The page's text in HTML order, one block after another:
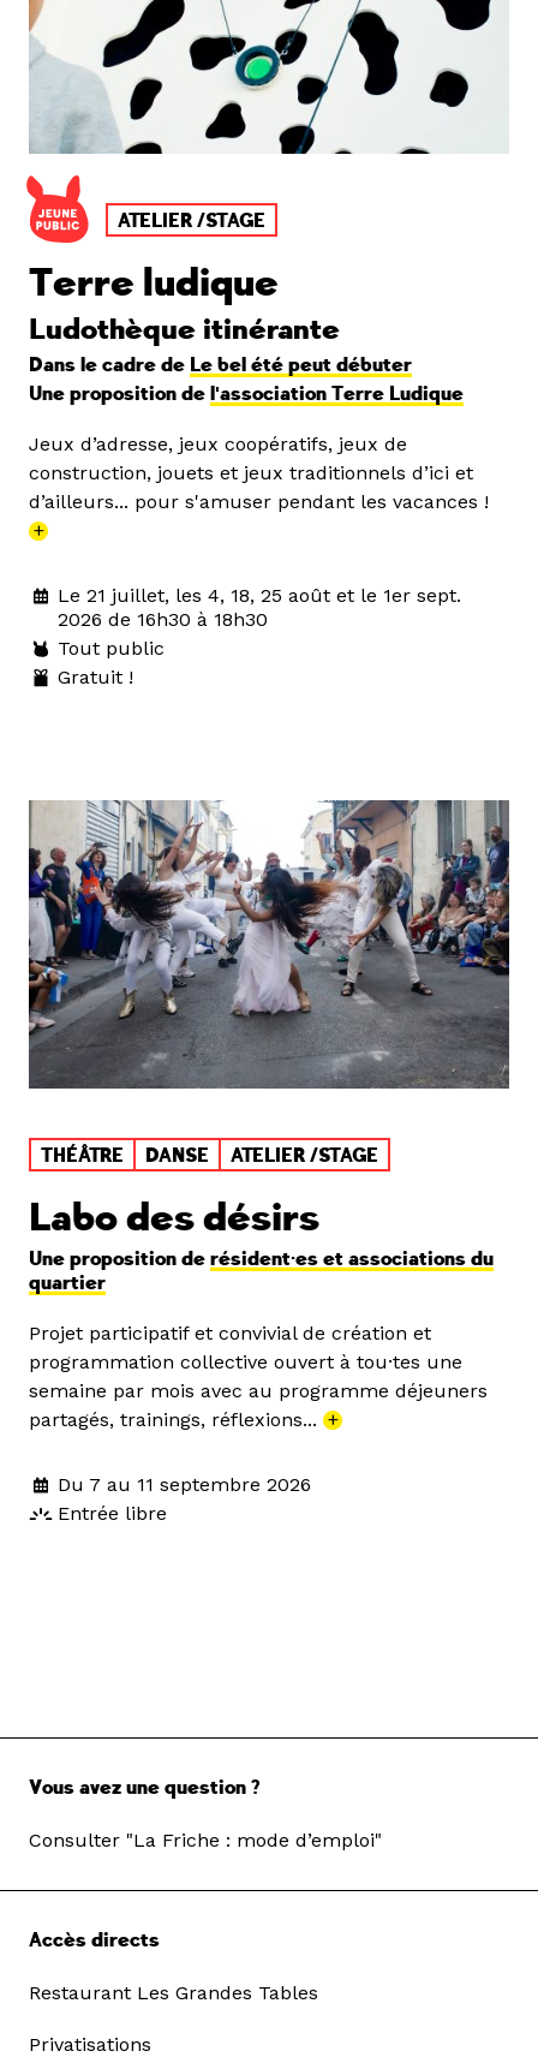
ATELIER /STAGE
Terre ludique
Ludothèque itinérante
Dans le cadre de Le bel été peut débuter
Une proposition de l'association Terre Ludique
Jeux d’adresse, jeux coopératifs, jeux de
construction, jouets et jeux traditionnels d’ici et
d’ailleurs... pour s'amuser pendant les vacances !
+
Le 21 juillet, les 4, 18, 25 août et le 1er sept.
2026 de 16h30 à 18h30
Tout public
Gratuit !
THÉÂTRE DANSE ATELIER /STAGE
Labo des désirs
Une proposition de résident·es et associations du
quartier
Projet participatif et convivial de création et
programmation collective ouvert à tou·tes une
semaine par mois avec au programme déjeuners
partagés, trainings, réflexions... +
Du 7 au 11 septembre 2026
Entrée libre
Vous avez une question ?
Consulter "La Friche : mode d’emploi"
Accès directs
Restaurant Les Grandes Tables
Privatisations